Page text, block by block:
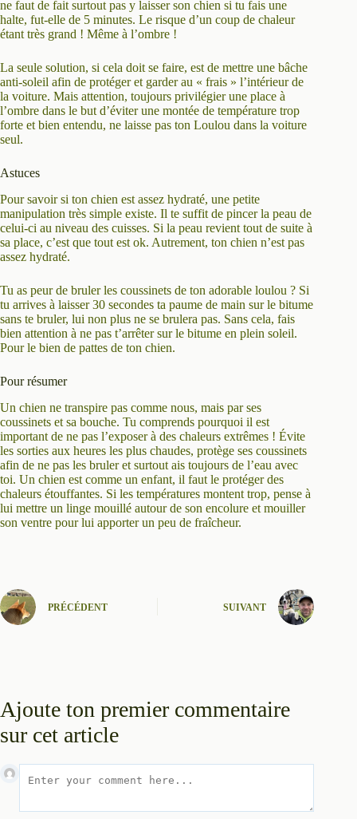
ne faut de fait surtout pas y laisser son chien si tu fais une
halte, fut-elle de 5 minutes. Le risque d’un coup de chaleur
étant très grand ! Même à l’ombre !
La seule solution, si cela doit se faire, est de mettre une bâche
anti-soleil afin de protéger et garder au « frais » l’intérieur de
la voiture. Mais attention, toujours privilégier une place à
l’ombre dans le but d’éviter une montée de température trop
forte et bien entendu, ne laisse pas ton Loulou dans la voiture
seul.
Astuces
Pour savoir si ton chien est assez hydraté, une petite
manipulation très simple existe. Il te suffit de pincer la peau de
celui-ci au niveau des cuisses. Si la peau revient tout de suite à
sa place, c’est que tout est ok. Autrement, ton chien n’est pas
assez hydraté.
Tu as peur de bruler les coussinets de ton adorable loulou ? Si
tu arrives à laisser 30 secondes ta paume de main sur le bitume
sans te bruler, lui non plus ne se brulera pas. Sans cela, fais
bien attention à ne pas t’arrêter sur le bitume en plein soleil.
Pour le bien de pattes de ton chien.
Pour résumer
Un chien ne transpire pas comme nous, mais par ses
coussinets et sa bouche. Tu comprends pourquoi il est
important de ne pas l’exposer à des chaleurs extrêmes ! Évite
les sorties aux heures les plus chaudes, protège ses coussinets
afin de ne pas les bruler et surtout ais toujours de l’eau avec
toi. Un chien est comme un enfant, il faut le protéger des
chaleurs étouffantes. Si les températures montent trop, pense à
lui mettre un linge mouillé autour de son encolure et mouiller
son ventre pour lui apporter un peu de fraîcheur.
PRÉCÉDENT SUIVANT
Ajoute ton premier commentaire
sur cet article